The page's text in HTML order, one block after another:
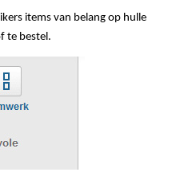
items van belang op hulle
te bestel.